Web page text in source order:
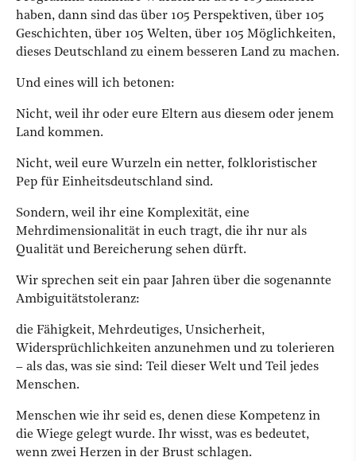
haben, dann sind das über 105 Perspektiven, über 105
Geschichten, über 105 Welten, über 105 Möglichkeiten,
dieses Deutschland zu einem besseren Land zu machen.
Und eines will ich betonen:
Nicht, weil ihr oder eure Eltern aus diesem oder jenem
Land kommen.
Nicht, weil eure Wurzeln ein netter, folkloristischer
Pep für Einheitsdeutschland sind.
Sondern, weil ihr eine Komplexität, eine
Mehrdimensionalität in euch tragt, die ihr nur als
Qualität und Bereicherung sehen dürft.
Wir sprechen seit ein paar Jahren über die sogenannte
Ambiguitätstoleranz:
die Fähigkeit, Mehrdeutiges, Unsicherheit,
Widersprüchlichkeiten anzunehmen und zu tolerieren
– als das, was sie sind: Teil dieser Welt und Teil jedes
Menschen.
Menschen wie ihr seid es, denen diese Kompetenz in
die Wiege gelegt wurde. Ihr wisst, was es bedeutet,
wenn zwei Herzen in der Brust schlagen.